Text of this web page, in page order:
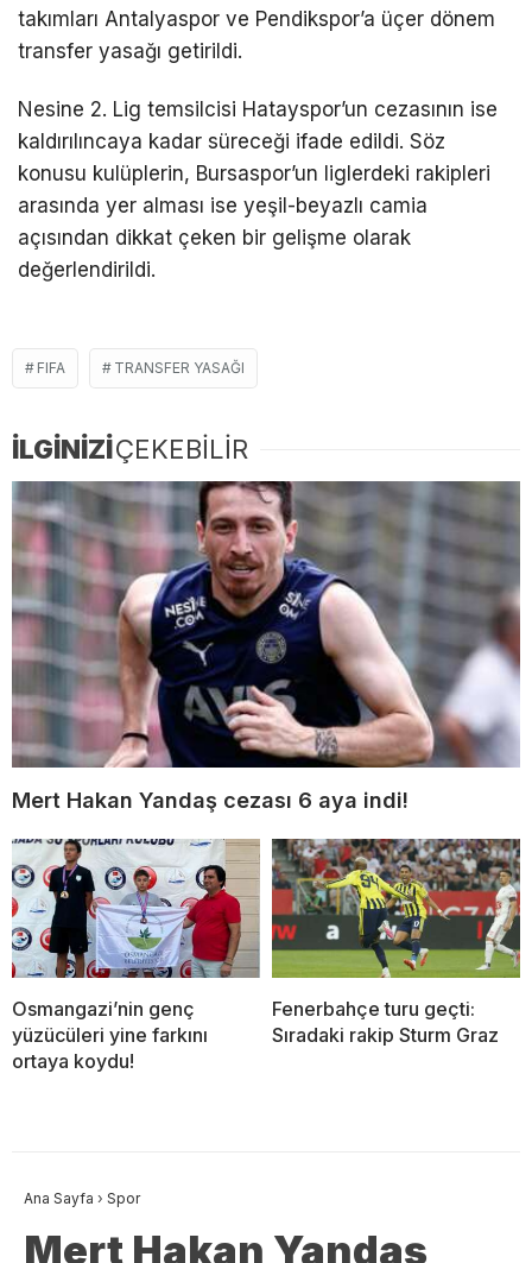
takımları Antalyaspor ve Pendikspor’a üçer dönem
transfer yasağı getirildi.
Nesine 2. Lig temsilcisi Hatayspor’un cezasının ise
kaldırılıncaya kadar süreceği ifade edildi. Söz
konusu kulüplerin, Bursaspor’un liglerdeki rakipleri
arasında yer alması ise yeşil-beyazlı camia
açısından dikkat çeken bir gelişme olarak
değerlendirildi.
FIFA TRANSFER YASAĞI
İLGİNİZİÇEKEBİLİR
Mert Hakan Yandaş cezası 6 aya indi!
Osmangazi’nin genç
yüzücüleri yine farkını
ortaya koydu!
Fenerbahçe turu geçti:
Sıradaki rakip Sturm Graz
Ana Sayfa › Spor
Mert Hakan Yandaş